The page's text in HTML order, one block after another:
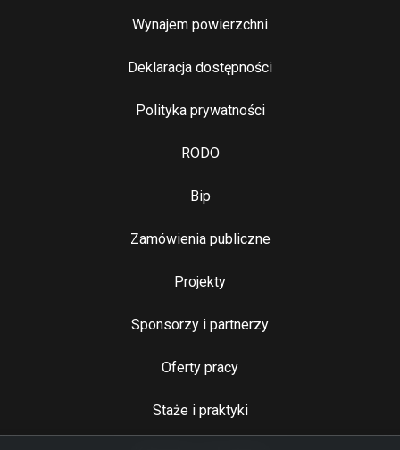
Wynajem powierzchni
Stopka 2
Deklaracja dostępności
Polityka prywatności
RODO
Bip
Zamówienia publiczne
Najważniejsze linki
Projekty
Sponsorzy i partnerzy
Oferty pracy
Staże i praktyki